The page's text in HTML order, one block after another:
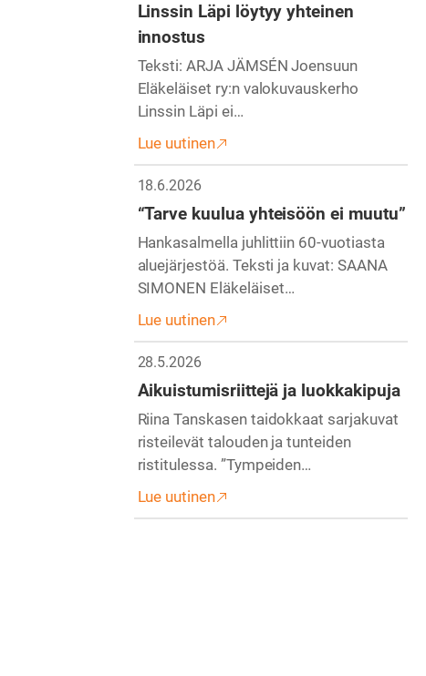
Linssin Läpi löytyy yhteinen
innostus
Teksti: ARJA JÄMSÉN Joensuun
Eläkeläiset ry:n valokuvauskerho
Linssin Läpi ei…
Lue uutinen
18.6.2026
“Tarve kuulua yhteisöön ei muutu”
Hankasalmella juhlittiin 60-vuotiasta
aluejärjestöä. Teksti ja kuvat: SAANA
SIMONEN Eläkeläiset…
Lue uutinen
28.5.2026
Aikuistumisriittejä ja luokkakipuja
Riina Tanskasen taidokkaat sarjakuvat
risteilevät talouden ja tunteiden
ristitulessa. ”Tympeiden…
Lue uutinen